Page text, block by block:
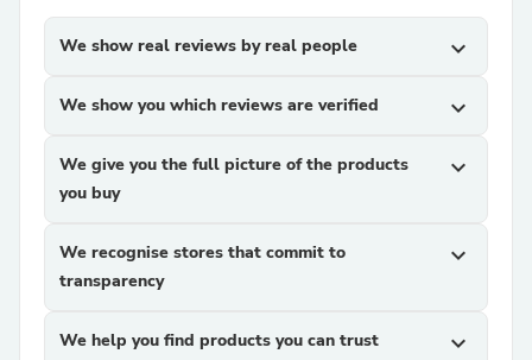
We show real reviews by real people expand_more
We show you which reviews are verified expand_more
We give you the full picture of the products
you buy
expand_more
We recognise stores that commit to
transparency
expand_more
We help you find products you can trust expand_more